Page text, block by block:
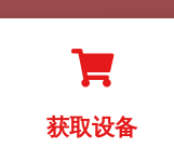
获取设备